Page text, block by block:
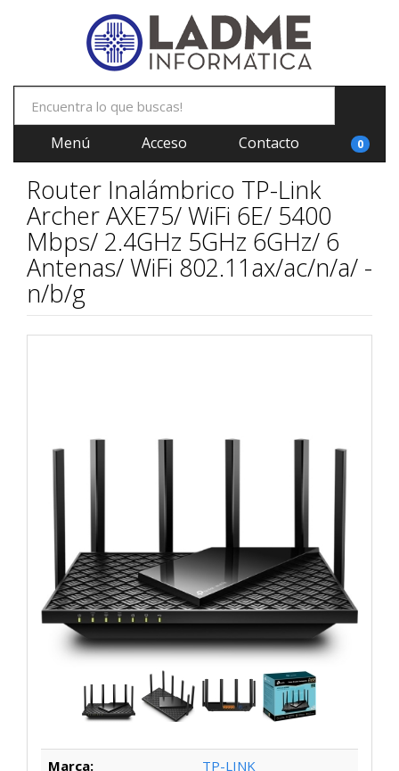
Menú Acceso Contacto 0
Router Inalámbrico TP-Link
Archer AXE75/ WiFi 6E/ 5400
Mbps/ 2.4GHz 5GHz 6GHz/ 6
Antenas/ WiFi 802.11ax/ac/n/a/ -
n/b/g
Marca:
TP-LINK